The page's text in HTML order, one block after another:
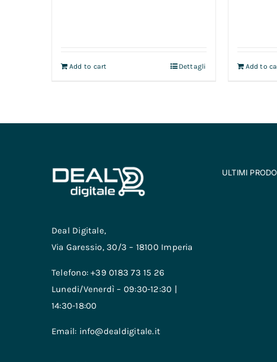
Add to cart Dettagli Add to
Deal Digitale,
Via Garessio, 30/3 – 18100 Imperia
Telefono: +39 0183 73 15 26
Lunedi/Venerdì – 09:30-12:30 |
14:30-18:00
Email: info@dealdigitale.it
ULTIMI